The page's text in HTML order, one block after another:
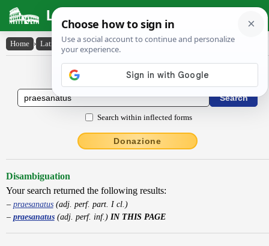
Latin Dictionary
Home › Latin-English › praesanatus
Latin to English Dictionary
Search within inflected forms
Donazione
Disambiguation
Your search returned the following results:
praesanatus(adj. perf. part. I cl.)
praesanatus(adj. perf. inf.) IN THIS PAGE